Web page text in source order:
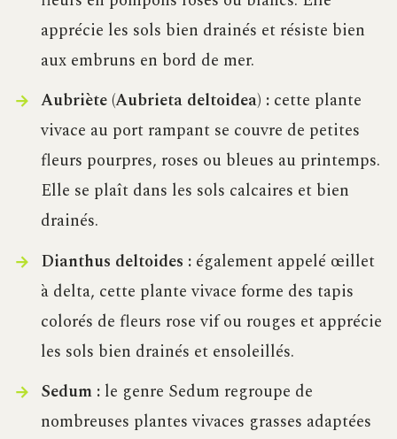
apprécie les sols bien drainés et résiste bien
aux embruns en bord de mer.
Aubriète (Aubrieta deltoidea) :cette plante
vivace au port rampant se couvre de petites
fleurs pourpres, roses ou bleues au printemps.
Elle se plaît dans les sols calcaires et bien
drainés.
Dianthus deltoides :également appelé œillet
à delta, cette plante vivace forme des tapis
colorés de fleurs rose vif ou rouges et apprécie
les sols bien drainés et ensoleillés.
Sedum :le genre Sedum regroupe de
nombreuses plantes vivaces grasses adaptées